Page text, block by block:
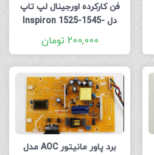
فن کارکرده اورجینال لپ تاپ
دل Inspiron 1525-1545-
1526-D630
200,000 تومان
برد پاور مانیتور AOC مدل